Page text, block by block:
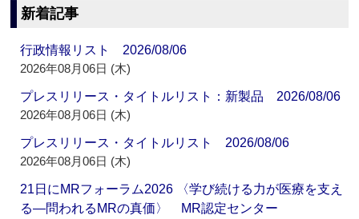
新着記事
行政情報リスト 2026/08/06
2026年08月06日 (木)
プレスリリース・タイトルリスト：新製品 2026/08/06
2026年08月06日 (木)
プレスリリース・タイトルリスト 2026/08/06
2026年08月06日 (木)
21日にMRフォーラム2026 〈学び続ける力が医療を支え
る―問われるMRの真価〉 MR認定センター